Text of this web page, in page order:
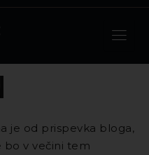
je od prispevka bloga,
bo v večini tem